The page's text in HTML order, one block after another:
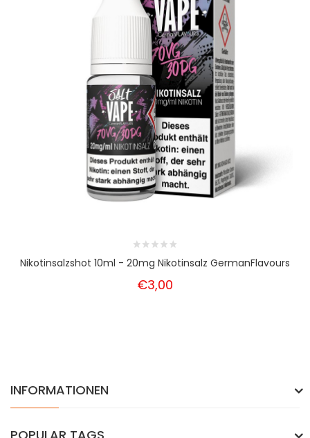
Nikotinsalzshot 10ml - 20mg Nikotinsalz GermanFlavours
€3,00
INFORMATIONEN